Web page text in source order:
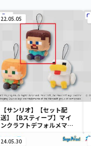
22.05.05
【サンリオ】【セット配
送】【Bスティーブ】マイ
ンクラフトデフォルメマス
ィーブ・ニワトリ～
24.05.30